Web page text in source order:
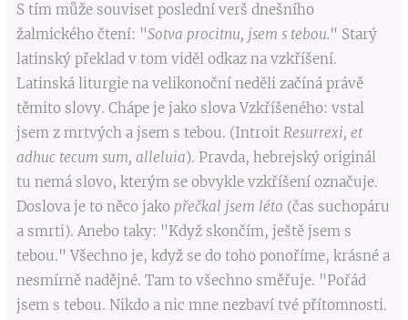
S tím může souviset poslední verš dnešního
žalmického čtení: "Sotva procitnu, jsem s tebou." Starý
latinský překlad v tom viděl odkaz na vzkříšení.
Latinská liturgie na velikonoční neděli začíná právě
těmito slovy. Chápe je jako slova Vzkříšeného: vstal
jsem z mrtvých a jsem s tebou. (Introit Resurrexi, et
adhuc tecum sum, alleluia). Pravda, hebrejský originál
tu nemá slovo, kterým se obvykle vzkříšení označuje.
Doslova je to něco jako přečkal jsem léto (čas suchopáru
a smrti). Anebo taky: "Když skončím, ještě jsem s
tebou." Všechno je, když se do toho ponoříme, krásné a
nesmírně nadějné. Tam to všechno směřuje. "Pořád
jsem s tebou. Nikdo a nic mne nezbaví tvé přítomnosti.